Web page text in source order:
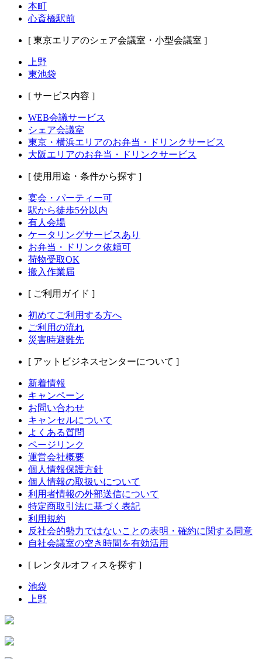
本町
心斎橋駅前
[ 東京エリアのシェア会議室・小型会議室 ]
上野
東池袋
[ サービス内容 ]
WEB会議サービス
シェア会議室
東京・横浜エリアのお弁当・ドリンクサービス
大阪エリアのお弁当・ドリンクサービス
[ 使用用途・条件から探す ]
宴会・パーティー可
駅から徒歩5分以内
有人会場
ケータリングサービスあり
お弁当・ドリンク依頼可
荷物受取OK
搬入作業届
[ ご利用ガイド ]
初めてご利用する方へ
ご利用の流れ
災害時避難先
[ アットビジネスセンターについて ]
新着情報
キャンペーン
お問い合わせ
キャンセルについて
よくある質問
ページリンク
運営会社概要
個人情報保護方針
個人情報の取扱いについて
利用者情報の外部送信について
特定商取引法に基づく表記
利用規約
反社会的勢力ではないことの表明・確約に関する同意
自社会議室の空き時間を有効活用
[ レンタルオフィスを探す ]
池袋
上野